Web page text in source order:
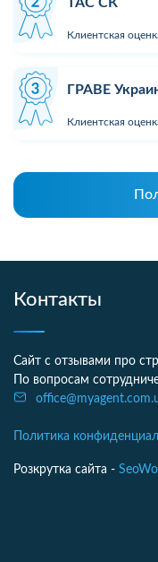
Клиентская
ГРАВЕ
Клиентская
Контакты
Сайт с отзывами про
По вопросам
Политика
Розкрутка сайта -